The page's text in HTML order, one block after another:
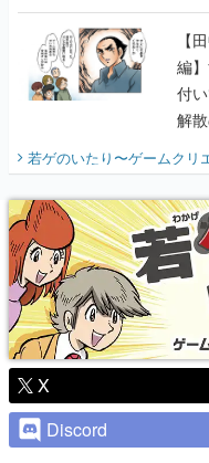
に
【
編
付
解
開
『
り】
若ゲのいたり〜ゲームクリ
X
Discord